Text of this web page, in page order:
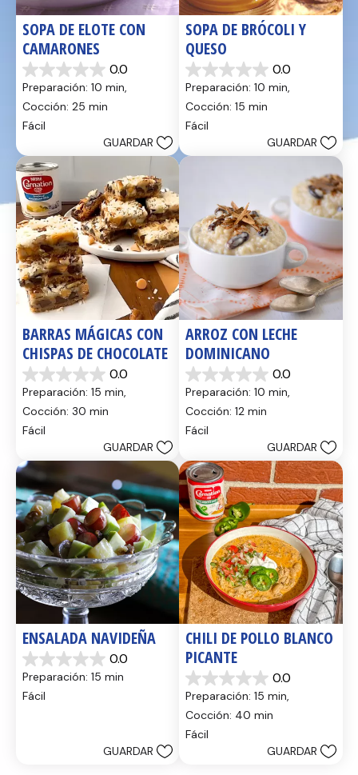
SOPA DE ELOTE CON
CAMARONES
0.0
0.0
de
5
estrellas.
Preparación: 10 min,
Cocción: 25 min
Fácil
GUARDAR
SOPA DE BRÓCOLI Y
QUESO
0.0
0.0
de
5
estrellas.
Preparación: 10 min,
Cocción: 15 min
Fácil
GUARDAR
BARRAS MÁGICAS CON
CHISPAS DE CHOCOLATE
0.0
0.0
de
5
estrellas.
Preparación: 15 min,
Cocción: 30 min
Fácil
GUARDAR
ARROZ CON LECHE
DOMINICANO
0.0
0.0
de
5
estrellas.
Preparación: 10 min,
Cocción: 12 min
Fácil
GUARDAR
ENSALADA NAVIDEÑA
0.0
0.0
de
5
estrellas.
Preparación: 15 min
Fácil
GUARDAR
CHILI DE POLLO BLANCO
PICANTE
0.0
0.0
de
5
estrellas.
Preparación: 15 min,
Cocción: 40 min
Fácil
GUARDAR